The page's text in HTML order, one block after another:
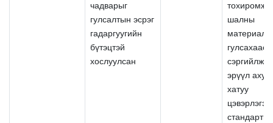
чадварыг
гулсалтын эсрэг
гадаргуугийн
бүтэцтэй
хослуулсан
шалны
материал;
гулсахаас
сэргийлж,
эрүүл
хатуу
стандартыг